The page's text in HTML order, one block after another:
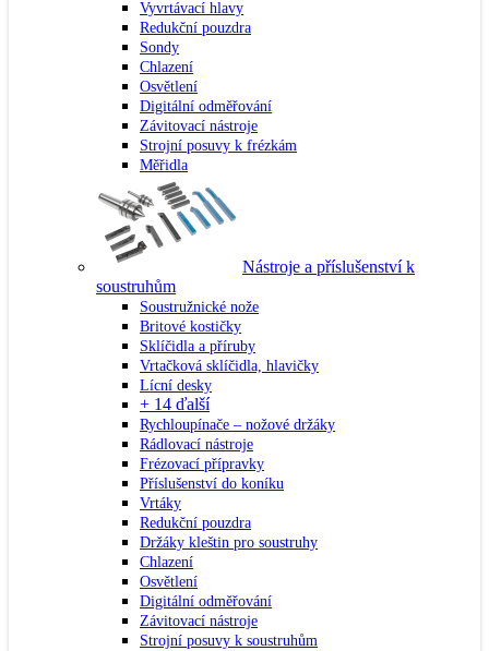
Vyvrtávací hlavy
Redukční pouzdra
Sondy
Chlazení
Osvětlení
Digitální odměřování
Závitovací nástroje
Strojní posuvy k frézkám
Měřidla
Nástroje a příslušenství k
soustruhům
Soustružnické nože
Britové kostičky
Sklíčidla a příruby
Vrtačková sklíčidla, hlavičky
Lícní desky
+ 14 ďalší
Rychloupínače – nožové držáky
Rádlovací nástroje
Frézovací přípravky
Příslušenství do koníku
Vrtáky
Redukční pouzdra
Držáky kleštin pro soustruhy
Chlazení
Osvětlení
Digitální odměřování
Závitovací nástroje
Strojní posuvy k soustruhům